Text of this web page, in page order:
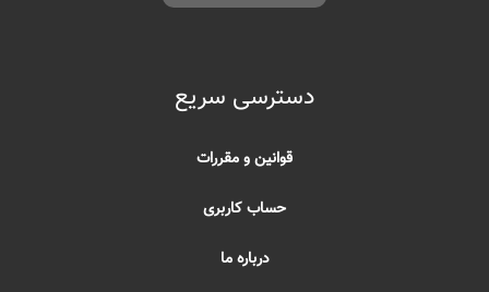
دسترسی سریع
قوانین و مقررات
حساب کاربری
درباره ما